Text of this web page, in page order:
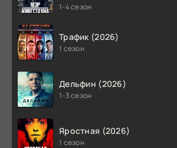
1-4 сезон
Трафик (2026)
1 сезон
Дельфин (2026)
1-3 сезон
Яростная (2026)
1 сезон